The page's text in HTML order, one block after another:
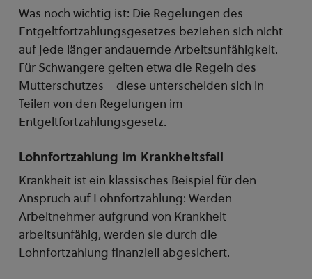
Was noch wichtig ist: Die Regelungen des
Entgeltfortzahlungsgesetzes beziehen sich nicht
auf jede länger andauernde Arbeitsunfähigkeit.
Für Schwangere gelten etwa die Regeln des
Mutterschutzes – diese unterscheiden sich in
Teilen von den Regelungen im
Entgeltfortzahlungsgesetz.
Lohnfortzahlung im Krankheitsfall
Krankheit ist ein klassisches Beispiel für den
Anspruch auf Lohnfortzahlung: Werden
Arbeitnehmer aufgrund von Krankheit
arbeitsunfähig, werden sie durch die
Lohnfortzahlung finanziell abgesichert.